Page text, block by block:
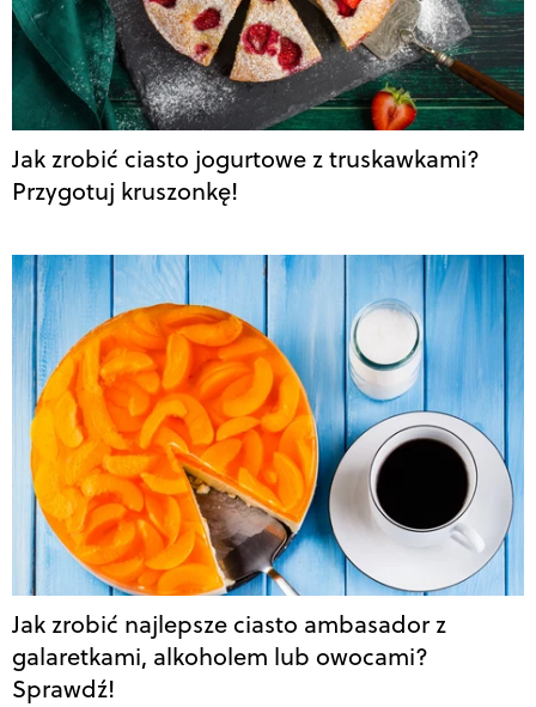
Jak zrobić ciasto jogurtowe z truskawkami?
Przygotuj kruszonkę!
Jak zrobić najlepsze ciasto ambasador z
galaretkami, alkoholem lub owocami?
Sprawdź!